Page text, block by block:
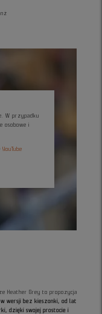
W przypadku
osobowe i
YouTube
Heather Grey to propozycja
wersji bez kieszonki, od lat
dzięki swojej prostocie i